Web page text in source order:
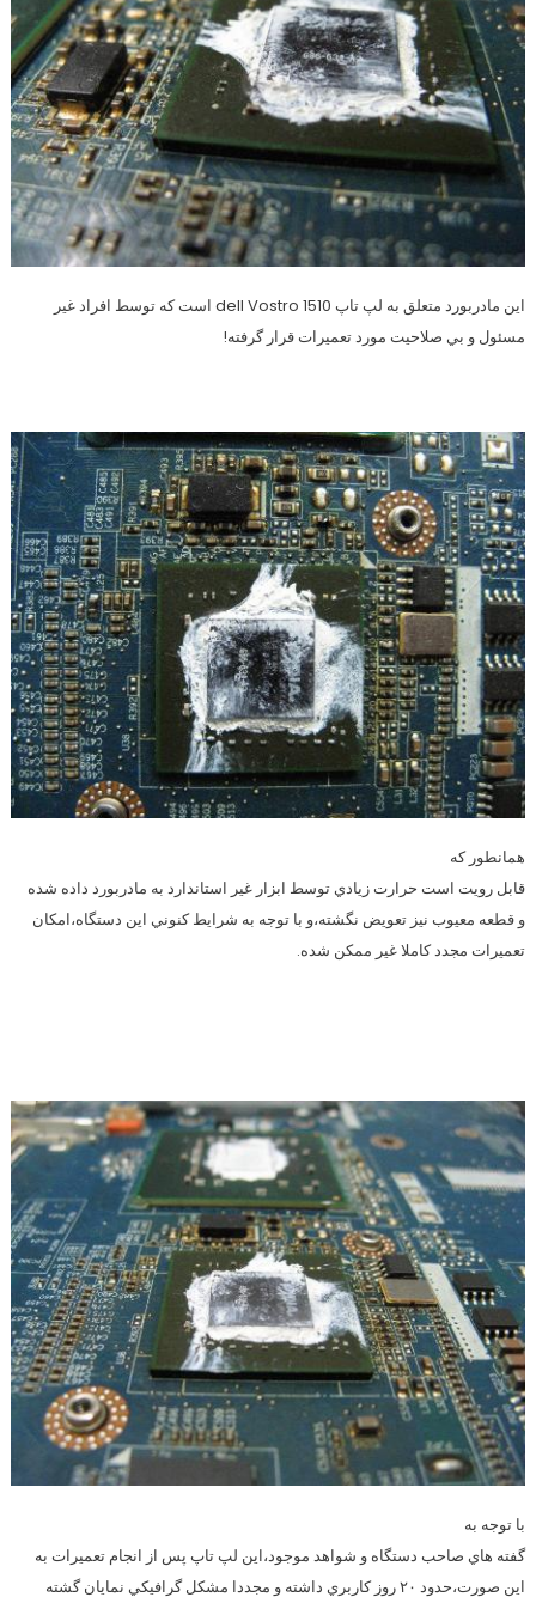
اين مادربورد متعلق به لپ تاپ dell Vostro 1510 است كه توسط افراد غير
مسئول و بي صلاحيت مورد تعميرات قرار گرفته!
همانطور كه
قابل رويت است حرارت زيادي توسط ابزار غير استاندارد به مادربورد داده شده
و قطعه معيوب نيز تعويض نگشته،و با توجه به شرايط كنوني اين دستگاه،امكان
تعميرات مجدد كاملا غير ممكن شده.
با توجه به
گفته هاي صاحب دستگاه و شواهد موجود،اين لپ تاپ پس از انجام تعميرات به
اين صورت،حدود ۲۰ روز كاربري داشته و مجددا مشكل گرافيكي نمايان گشته